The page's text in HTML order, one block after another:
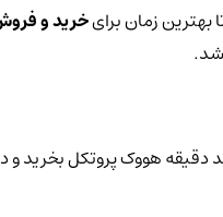
بهترین زمان برایخرید و
دقیقه هووک پروتکل بخرید و